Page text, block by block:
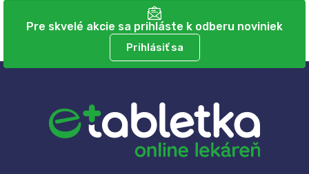
Pre skvelé akcie sa prihláste k odberu noviniek
Prihlásiť sa